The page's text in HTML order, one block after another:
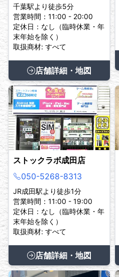
千葉駅より徒歩5分
営業時間：11:00 - 20:00
定休日：なし（臨時休業・年
末年始を除く）
取扱商材: すべて
店舗詳細・地図
ストックラボ成田店
050-5268-8313
JR成田駅より徒歩1分
営業時間：11:00 - 19:00
定休日：なし（臨時休業・年
末年始を除く）
取扱商材: すべて
店舗詳細・地図